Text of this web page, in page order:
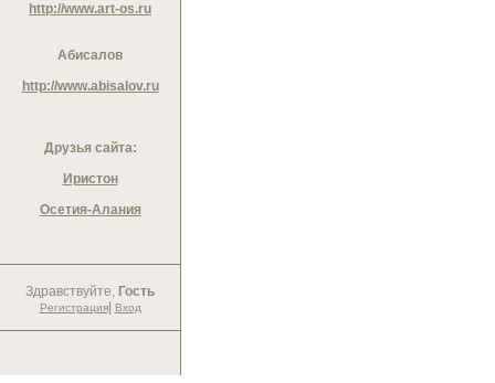
http://www.art-os.ru
Абисалов
http://www.abisalov.ru
Друзья сайта:
Иристон
Осетия-Алания
Здравствуйте, Гость
Регистрация| Вход